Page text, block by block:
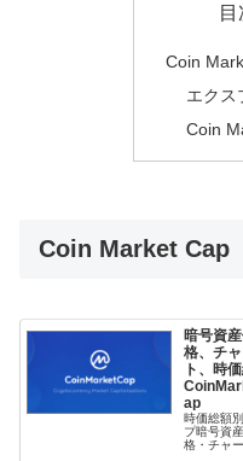
目
Coin
エクス
Coin
Coin Market Cap
暗号資
格、チ
ト、時価
ap
時価総額
プ暗号資
格・チャ